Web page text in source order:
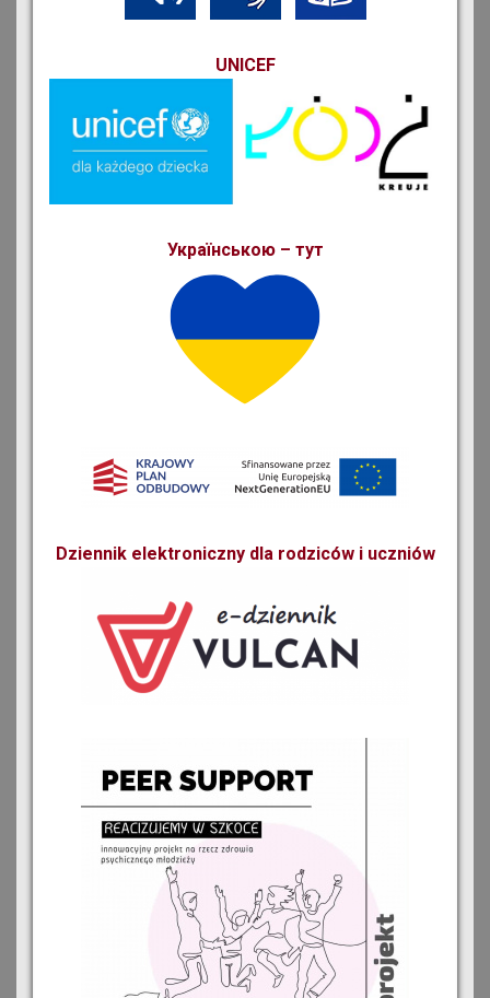
UNICEF
Українською – тут
Dziennik elektroniczny dla rodziców i uczniów